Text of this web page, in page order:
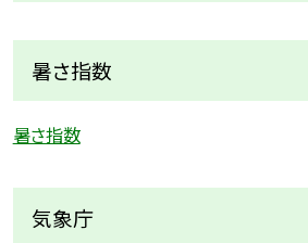
暑さ指数
暑さ指数
気象庁